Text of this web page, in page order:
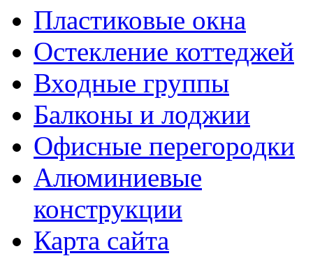
Пластиковые окна
Остекление коттеджей
Входные группы
Балконы и лоджии
Офисные перегородки
Алюминиевые
конструкции
Карта сайта